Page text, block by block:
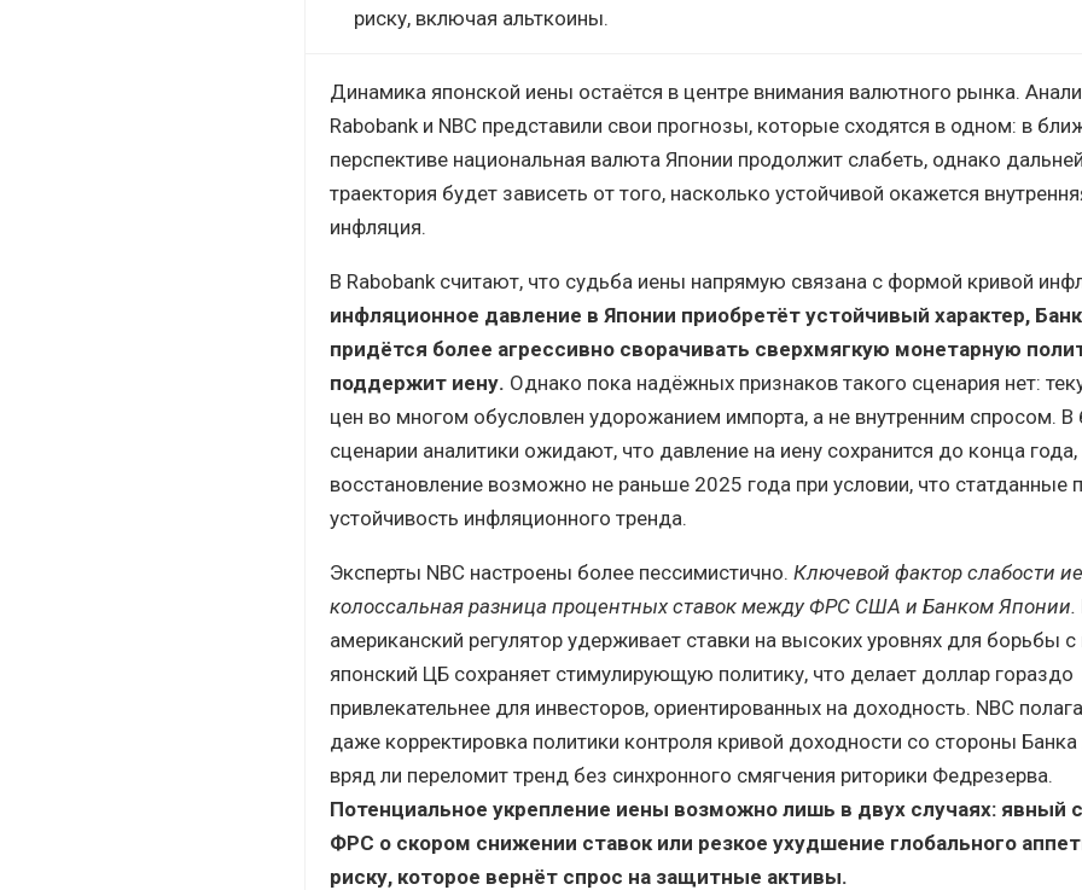
риску, включая альткоины.
Динамика японской иены остаётся в центре внимания валютного рынка.
Rabobank и NBC представили свои прогнозы, которые сходятся в одном: в
перспективе национальная валюта Японии продолжит слабеть, однако
траектория будет зависеть от того, насколько устойчивой окажется
инфляция.
В Rabobank считают, что судьба иены напрямую связана с формой кривой
инфляционное давление в Японии приобретёт устойчивый характер,
придётся более агрессивно сворачивать сверхмягкую монетарную
поддержит иену. Однако пока надёжных признаков такого сценария нет:
цен во многом обусловлен удорожанием импорта, а не внутренним спросом. В
сценарии аналитики ожидают, что давление на иену сохранится до конца
восстановление возможно не раньше 2025 года при условии, что статданные
устойчивость инфляционного тренда.
Эксперты NBC настроены более пессимистично. Ключевой фактор слабости
колоссальная разница процентных ставок между ФРС США и Банком Японии.
американский регулятор удерживает ставки на высоких уровнях для борьбы
японский ЦБ сохраняет стимулирующую политику, что делает доллар гораздо
привлекательнее для инвесторов, ориентированных на доходность. NBC
даже корректировка политики контроля кривой доходности со стороны Банка
вряд ли переломит тренд без синхронного смягчения риторики Федрезерва.
Потенциальное укрепление иены возможно лишь в двух случаях: явный
ФРС о скором снижении ставок или резкое ухудшение глобального
риску, которое вернёт спрос на защитные активы.